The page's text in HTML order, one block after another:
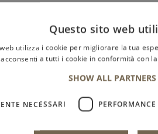
sono chiare le
Valuta 5 stelle su 5
su 5
Questo sito web
utilizza i cookie per migliorare la tua
a tutti i cookie in conformità con
SHOW ALL PARTNERS
NECESSARI PERFORMANCE